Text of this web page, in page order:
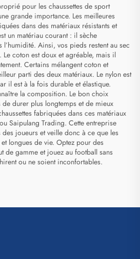
pour les chaussettes de sport
grande importance. Les meilleures
dans des matériaux résistants et
un matériau courant : il sèche
l’humidité. Ainsi, vos pieds restent au sec
Le coton est doux et agréable, mais il
Certains mélangent coton et
parti des deux matériaux. Le nylon est
il est à la fois durable et élastique.
la composition. Le bon choix
de durer plus longtemps et de mieux
fabriquées dans ces matériaux
Saipulang Trading. Cette entreprise
joueurs et veille donc à ce que les
longues de vie. Optez pour des
de gamme et jouez au football sans
ou ne soient inconfortables.